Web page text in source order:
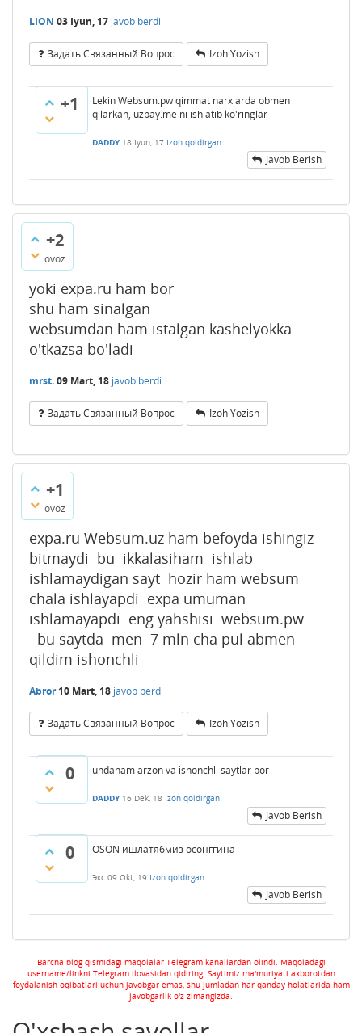
LION 03 Iyun, 17 javob berdi
Задать Связанный Вопрос Izoh Yozish
+1
Lekin Websum.pw qimmat narxlarda obmen
qilarkan, uzpay.me ni ishlatib ko'ringlar
DADDY 18 Iyun, 17 Izoh qoldirgan
Javob Berish
+2
ovoz
yoki expa.ru ham bor
shu ham sinalgan
websumdan ham istalgan kashelyokka
o'tkazsa bo'ladi
mrst.09 Mart, 18 javob berdi
Задать Связанный Вопрос Izoh Yozish
+1
ovoz
expa.ru Websum.uz ham befoyda ishingiz
bitmaydi bu ikkalasiham ishlab
ishlamaydigan sayt hozir ham websum
chala ishlayapdi expa umuman
ishlamayapdi eng yahshisi websum.pw
bu saytda men 7 mln cha pul abmen
qildim ishonchli
Abror 10 Mart, 18 javob berdi
Задать Связанный Вопрос Izoh Yozish
0 undanam arzon va ishonchli saytlar bor
DADDY 16 Dek, 18 Izoh qoldirgan
Javob Berish
0 OSON ишлатябмиз осонггина
Экс 09 Okt, 19 Izoh qoldirgan
Javob Berish
Barcha blog qismidagi maqolalar Telegram kanallardan olindi. Maqoladagi
username/linkni Telegram ilovasidan qidiring. Saytimiz ma'muriyati axborotdan
foydalanish oqibatlari uchun javobgar emas, shu jumladan har qanday holatlarida ham
javobgarlik o'z zimangizda.